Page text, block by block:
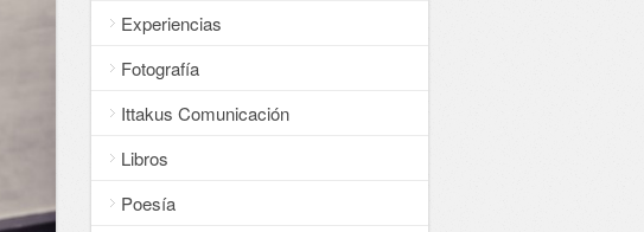
Experiencias
Fotografía
Ittakus Comunicación
Libros
Poesía